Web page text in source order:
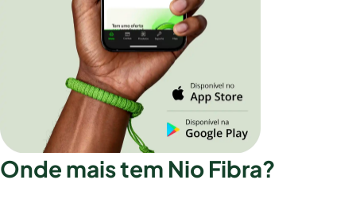
Onde mais tem Nio Fibra?